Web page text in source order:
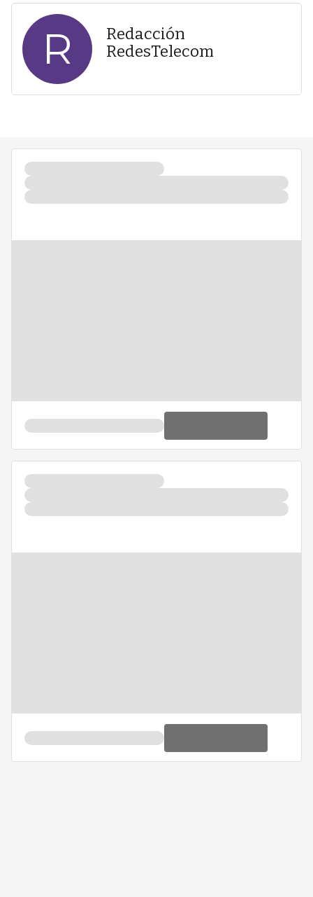
R
Redacción
RedesTelecom